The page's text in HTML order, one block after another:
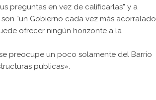
preguntas en vez de calificarlas” y a
“un Gobierno cada vez más acorralado
ofrecer ningún horizonte a la
preocupe un poco solamente del Barrio
publicas».